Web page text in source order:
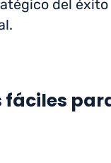
del éxito
fáciles